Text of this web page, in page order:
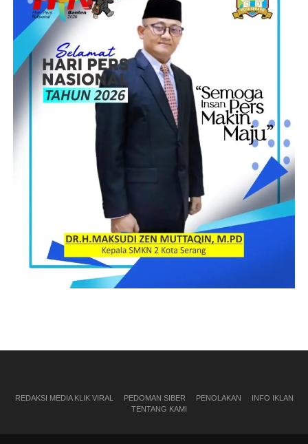
REDAKSI MEDIA KLIK VIRAL PEDOMAN SIBER PENOLAKAN
INFO IKLAN
TENTANG KAMI